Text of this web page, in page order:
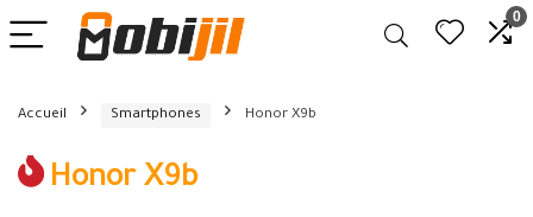
0
Accueil Smartphones Honor X9b
Honor X9b